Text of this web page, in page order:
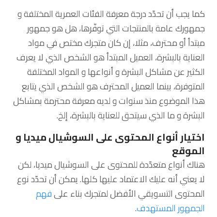
كما يجب أن تحدّد درجة معرفة الفئات العمرية المختلفة و
جمهورك عامة بالمنتجات التي توفّرها، هل هو جمهور
مبتدأ أو محترف، مثلا، إن كان متجرك مختص في مواد
العناية بالبشرة، العميل المبتدأ هو الشخص الذي لا يعرف
الكثير عن مشاكل البشرة و أنواعها و المواد المختلفة
المتوفرة، بينما العميل المحترف هو الشخص الذي يتابع
هذا الموضوع منذ سنوات و لديه معرفة محترمة بمشاكل
البشرة و ما الذي سيتحق للعناية بالبشرة، إلخ.
اختيار أنواع المحتوى على السوشيال ميديا و
الموقع
هناك أنواع متعدّدة للمحتوى على السوشيال ميديا، لكن
لا يعني أنه عليك الاعتماد عليها كلها. يمكن أن تحدّد نوع
المحتوى التسويقي الأفضل لمتجرك بناء علىفهم
الجمهور المستهدف.